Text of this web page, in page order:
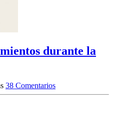
durante la
38 Comentarios